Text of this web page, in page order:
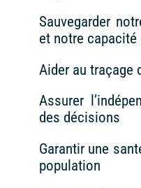
Sauvegarder
et notre capacité
Aider au traçage
Assurer
des décisions
Garantir une
population